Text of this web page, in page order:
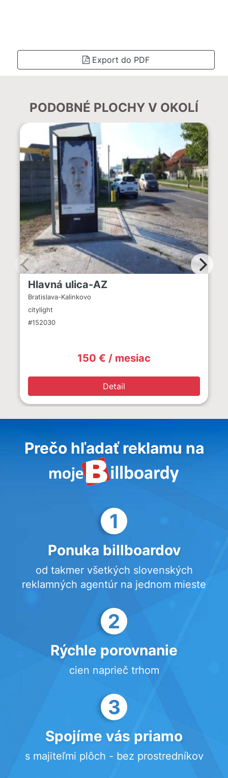
Export do PDF
PODOBNÉ PLOCHY V OKOLÍ
Hlavná ulica-AZ
Bratislava-Kalinkovo
citylight
#152030
150 € / mesiac
Detail
Prečo hľadať reklamu na
1
Ponuka billboardov
od takmer všetkých slovenských
reklamných agentúr na jednom mieste
2
Rýchle porovnanie
cien naprieč trhom
3
Spojíme vás priamo
s majiteľmi plôch - bez prostredníkov